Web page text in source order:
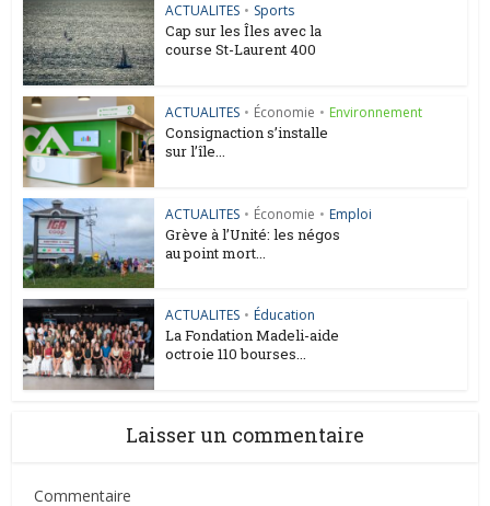
ACTUALITES • Sports
Cap sur les Îles avec la
course St-Laurent 400
ACTUALITES • Économie • Environnement
Consignaction s’installe
sur l’île...
ACTUALITES • Économie • Emploi
Grève à l’Unité: les négos
au point mort...
ACTUALITES • Éducation
La Fondation Madeli-aide
octroie 110 bourses...
Laisser un commentaire
Commentaire